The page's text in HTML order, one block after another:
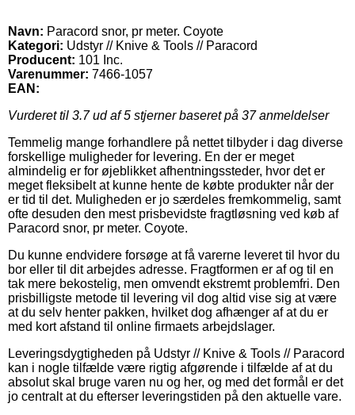
Navn: Paracord snor, pr meter. Coyote
Kategori: Udstyr // Knive & Tools // Paracord
Producent: 101 Inc.
Varenummer: 7466-1057
EAN:
Vurderet til 3.7ud af 5 stjerner baseret på 37anmeldelser
Temmelig mange forhandlere på nettet tilbyder i dag diverse
forskellige muligheder for levering. En der er meget
almindelig er for øjeblikket afhentningssteder, hvor det er
meget fleksibelt at kunne hente de købte produkter når der
er tid til det. Muligheden er jo særdeles fremkommelig, samt
ofte desuden den mest prisbevidste fragtløsning ved køb af
Paracord snor, pr meter. Coyote.
Du kunne endvidere forsøge at få varerne leveret til hvor du
bor eller til dit arbejdes adresse. Fragtformen er af og til en
tak mere bekostelig, men omvendt ekstremt problemfri. Den
prisbilligste metode til levering vil dog altid vise sig at være
at du selv henter pakken, hvilket dog afhænger af at du er
med kort afstand til online firmaets arbejdslager.
Leveringsdygtigheden på Udstyr // Knive & Tools // Paracord
kan i nogle tilfælde være rigtig afgørende i tilfælde af at du
absolut skal bruge varen nu og her, og med det formål er det
jo centralt at du efterser leveringstiden på den aktuelle vare.